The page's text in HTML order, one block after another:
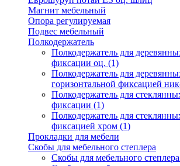
Магнит мебельный
Опора регулируемая
Подвес мебельный
Полкодержатель
Полкодержатель для
фиксации оц. (1)
Полкодержатель для
горизонтальной фиксацией
Полкодержатель для
фиксации (1)
Полкодержатель для
фиксацией хром (1)
Прокладки для мебели
Скобы для мебельного степлера
Скобы для мебельного